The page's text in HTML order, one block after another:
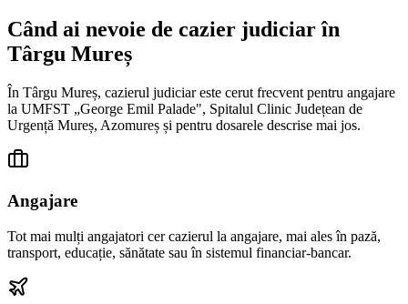
Când ai nevoie de cazier judiciar în
Târgu Mureș
În Târgu Mureș, cazierul judiciar este cerut frecvent pentru angajare
la UMFST „George Emil Palade", Spitalul Clinic Județean de
Urgență Mureș, Azomureș și pentru dosarele descrise mai jos.
Angajare
Tot mai mulți angajatori cer cazierul la angajare, mai ales în pază,
transport, educație, sănătate sau în sistemul financiar-bancar.